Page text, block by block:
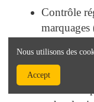
Contrôle
(qualité de
traçabilité).
Évolution
Nous utilisons des
Accept